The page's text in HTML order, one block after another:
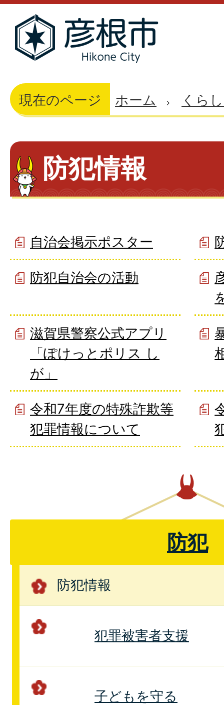
現在のページ ホーム くら
防犯情報
自治会掲示ポスター
防犯自治会の活動
滋賀県警察公式アプリ
「ぽけっとポリス し
が」
令和7年度の特殊詐欺等
犯罪情報について
防犯
防犯情報
犯罪被害者支援
子どもを守る